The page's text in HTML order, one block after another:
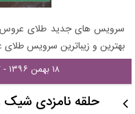
سرویس های جدید طلای عروس
بهترین و زیباترین سرویس
۱۸ بهمن ۱۳۹۶ - ۱۳:۱۷
حلقه نامزدی